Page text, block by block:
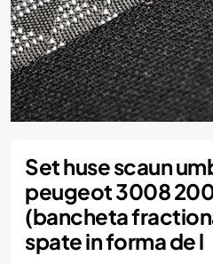
Set huse scaun
peugeot 3008
(bancheta
spate in forma de l